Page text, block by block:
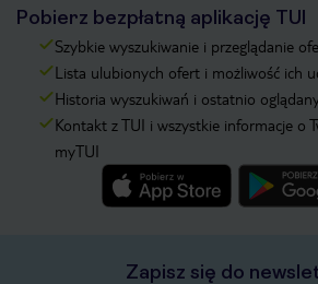
Pobierz bezpłatną aplikację TUI
Szybkie wyszukiwanie i przeglądanie
Lista ulubionych ofert i możliwość ich
Historia wyszukiwań i ostatnio
Kontakt z TUI i wszystkie informacje o
myTUI
Zapisz się do